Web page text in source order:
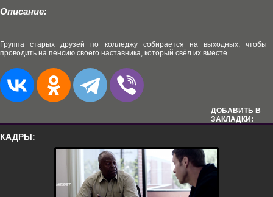
Описание:
Группа старых друзей по колледжу собирается на выходных, чтобы
проводить на пенсию своего наставника, который свёл их вместе.
ДОБАВИТЬ В
ЗАКЛАДКИ:
КАДРЫ: